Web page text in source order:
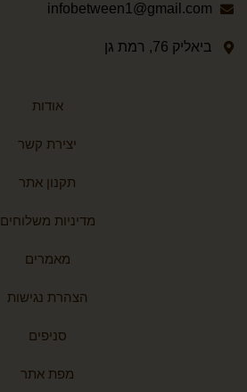
infobetween1@gmail.com
ביאליק 76, רמת גן
אודות
יצירת קשר
תקנון אתר
מדיניות משלוחים
מאמרים
הצהרת נגישות
סניפים
מפת אתר